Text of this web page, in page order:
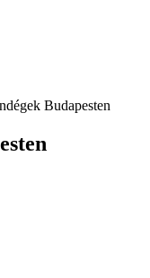
Budapesten